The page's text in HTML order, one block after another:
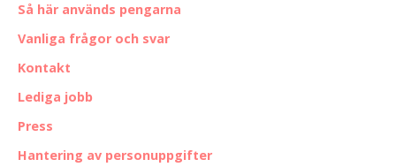
Så här används pengarna
Vanliga frågor och svar
Kontakt
Lediga jobb
Press
Hantering av personuppgifter